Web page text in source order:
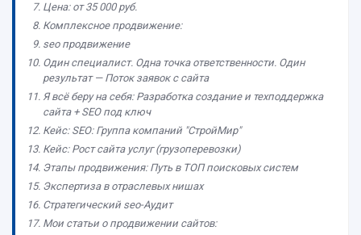
Цена: от 35 000 руб.
Комплексное продвижение:
seo продвижение
Один специалист. Одна точка ответственности. Один
результат — Поток заявок с сайта
Я всё беру на себя: Разработка создание и техподдержка
сайта + SEO под ключ
Кейс: SEO: Группа компаний "СтройМир"
Кейс: Рост сайта услуг (грузоперевозки)
Этапы продвижения: Путь в ТОП поисковых систем
Экспертиза в отраслевых нишах
Стратегический seo-Аудит
Мои статьи о продвижении сайтов: